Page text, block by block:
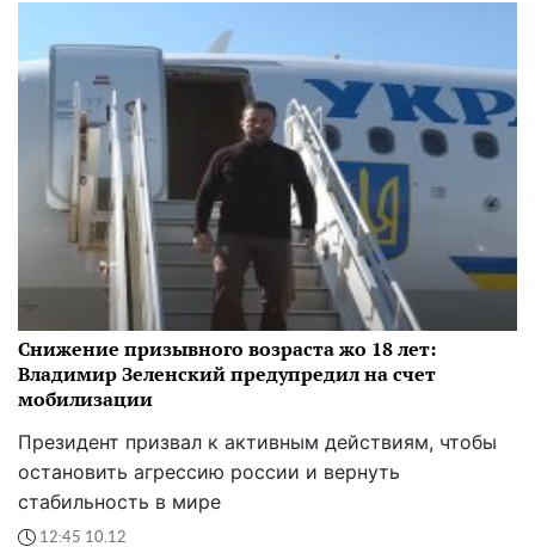
Снижение призывного возраста жо 18 лет:
Владимир Зеленский предупредил на счет
мобилизации
Президент призвал к активным действиям, чтобы
остановить агрессию россии и вернуть
стабильность в мире
12:45 10.12